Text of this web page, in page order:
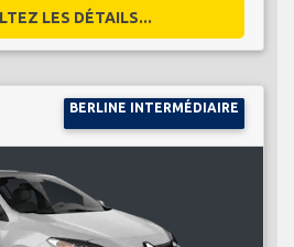
LES DÉTAILS...
BERLINE INTERMÉDIAIRE